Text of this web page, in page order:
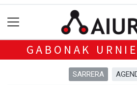
GABONAK
SARRERA